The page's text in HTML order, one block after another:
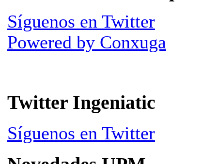
Síguenos en Twitter
Powered by Conxuga
Twitter Ingeniatic
Síguenos en Twitter